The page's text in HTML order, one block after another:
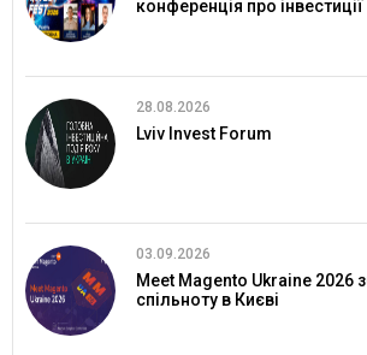
конференція про інвестиції
28.08.2026
Lviv Invest Forum
03.09.2026
Meet Magento Ukraine 2026
спільноту в Києві